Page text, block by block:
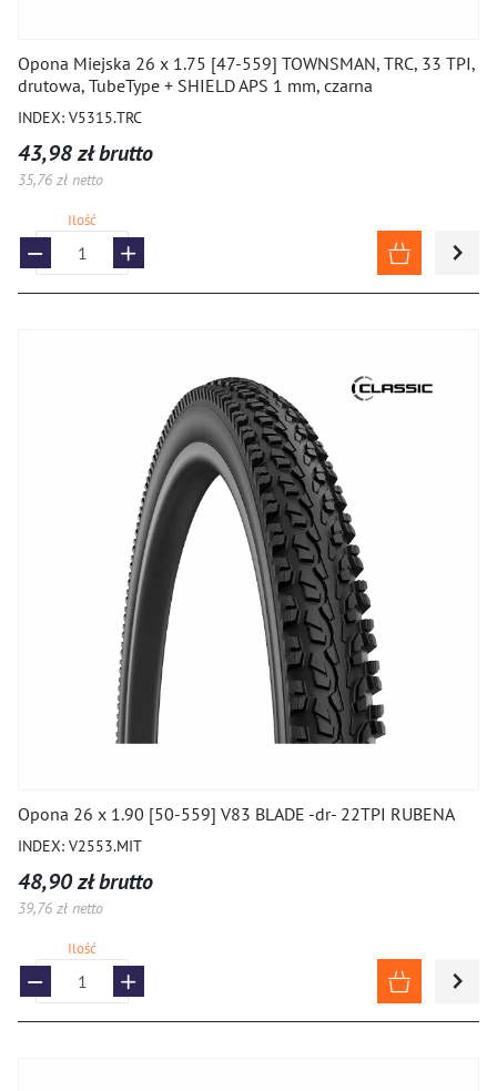
Opona Miejska 26 x 1.75 [47-559] TOWNSMAN, TRC, 33 TPI,
drutowa, TubeType + SHIELD APS 1 mm, czarna
INDEX: V5315.TRC
43,98 zł brutto
35,76 zł netto
Ilość
Opona 26 x 1.90 [50-559] V83 BLADE -dr- 22TPI RUBENA
INDEX: V2553.MIT
48,90 zł brutto
39,76 zł netto
Ilość